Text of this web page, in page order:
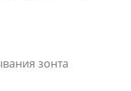
зонта